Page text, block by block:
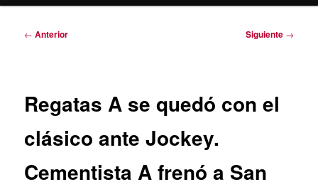
Navegación
← Anterior Siguiente →
Regatas A se quedó con el
clásico ante Jockey.
Cementista A frenó a San